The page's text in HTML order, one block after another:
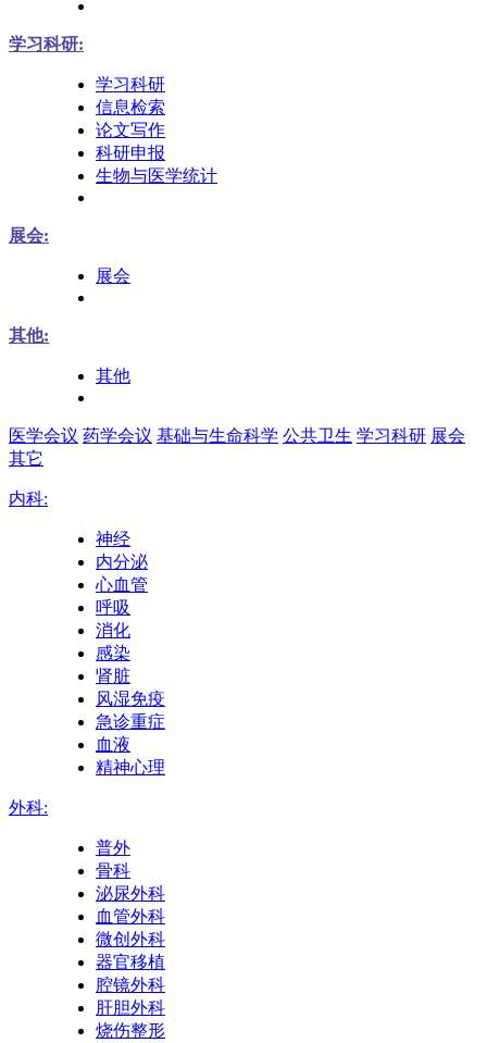
学习科研:
学习科研
信息检索
论文写作
科研申报
生物与医学统计
展会:
展会
其他:
其他
医学会议 药学会议 基础与生命科学 公共卫生 学习科研 展会
其它
内科:
神经
内分泌
心血管
呼吸
消化
感染
肾脏
风湿免疫
急诊重症
血液
精神心理
外科:
普外
骨科
泌尿外科
血管外科
微创外科
器官移植
腔镜外科
肝胆外科
烧伤整形